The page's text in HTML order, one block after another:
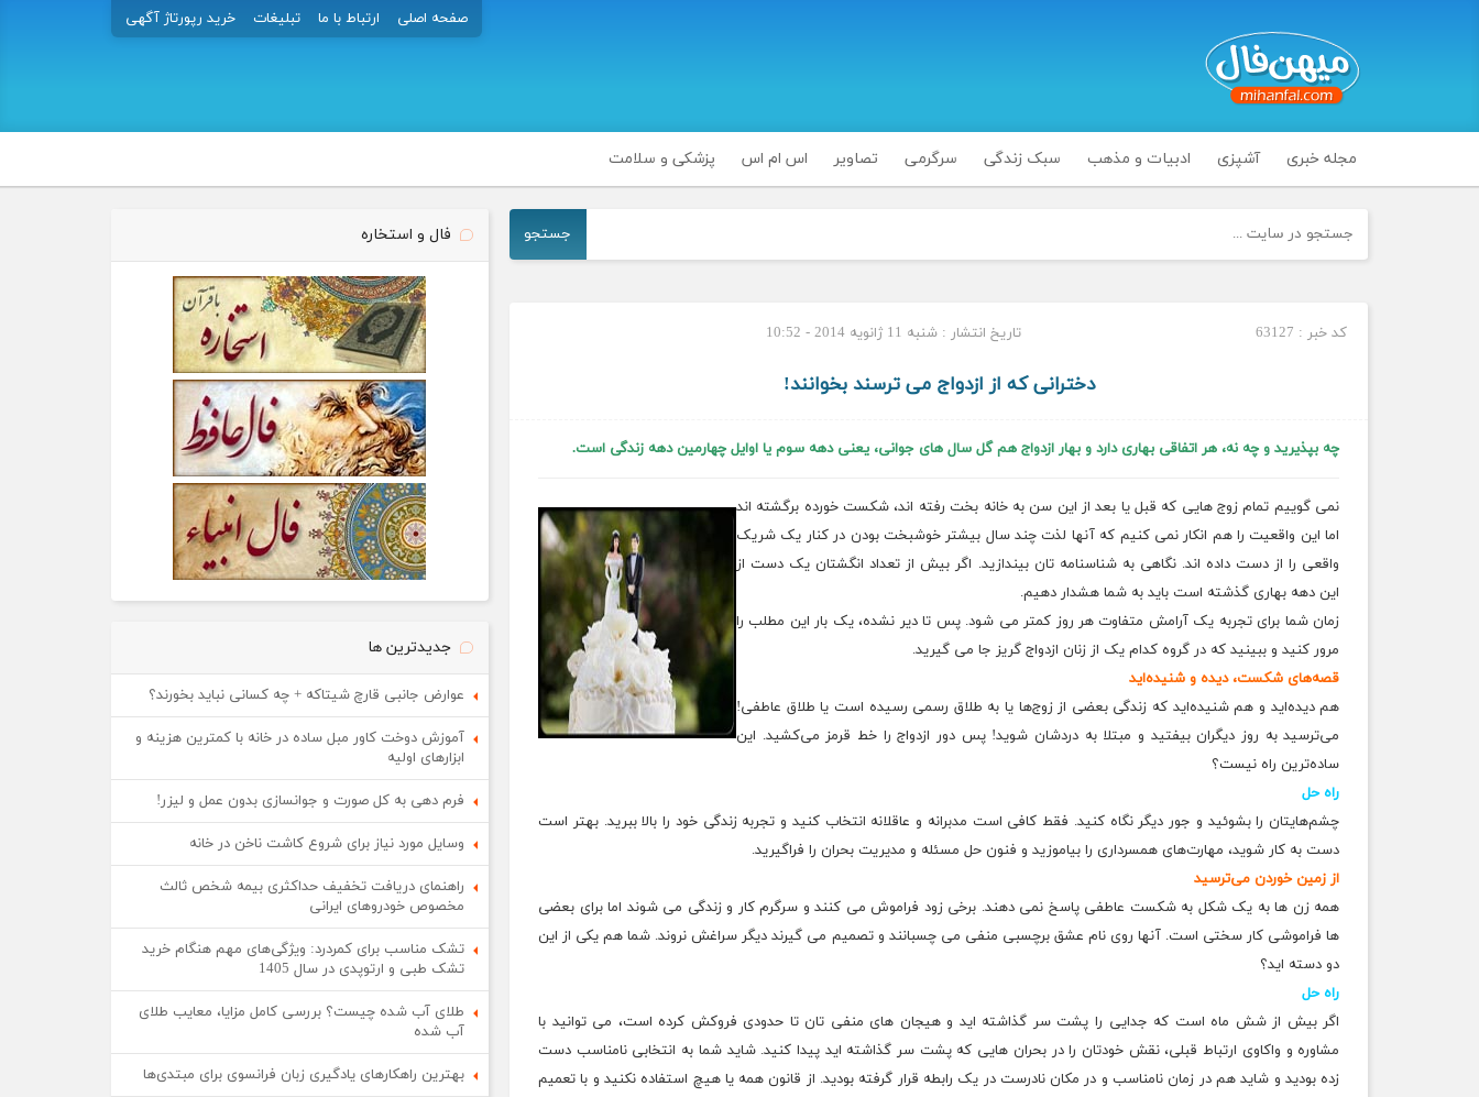
صفحه اصلی ارتباط با ما تبلیغات خرید رپورتاژ آگهی
مجله خبری آشپزی ادبیات و مذهب سبک زندگی سرگرمی تصاویر اس ام اس پزشکی و سلامت
جستجو
کد خبر : 63127 تاریخ انتشار : شنبه 11 ژانویه 2014 - 10:52
دخترانی که از ازدواج می‌ ترسند بخوانند!
چه بپذیرید و چه نه، هر اتفاقی بهاری دارد و بهار ازدواج هم گل سال های جوانی، یعنی دهه سوم یا اوایل چهارمین دهه زندگی است.
نمی گوییم تمام زوج هایی که قبل یا بعد از این سن به خانه بخت رفته اند، شکست خورده برگشته اند
اما این واقعیت را هم انکار نمی کنیم که آنها لذت چند سال بیشتر خوشبخت بودن در کنار یک شریک
واقعی را از دست داده اند. نگاهی به شناسنامه تان بیندازید. اگر بیش از تعداد انگشتان یک دست از
این دهه بهاری گذشته است باید به شما هشدار دهیم.
زمان شما برای تجربه یک آرامش متفاوت هر روز کمتر می شود. پس تا دیر نشده، یک بار این مطلب را
مرور کنید و ببینید که در گروه کدام یک از زنان ازدواج گریز جا می گیرید.
قصه‌های شکست، دیده و شنیده‌اید
هم دیده‌اید و هم شنیده‌اید که زندگی بعضی از زوج‌ها یا به طلاق رسمی رسیده است یا طلاق عاطفی!
می‌ترسید به روز دیگران بیفتید و مبتلا به دردشان شوید! پس دور ازدواج را خط قرمز می‌کشید. این
ساده‌ترین راه نیست؟
راه‌ حل
چشم‌هایتان را بشوئید و جور دیگر نگاه کنید. فقط کافی است مدبرانه و عاقلانه انتخاب کنید و تجربه زندگی خود را بالا ببرید. بهتر است
دست به کار شوید، مهارت‌های همسرداری را بیاموزید و فنون حل مسئله و مدیریت بحران را فرا‌گیرید.
از زمین خوردن می‌ترسید
همه زن ها به یک شکل به شکست عاطفی پاسخ نمی دهند. برخی زود فراموش می کنند و سرگرم کار و زندگی می شوند اما برای بعضی
ها فراموشی کار سختی است. آنها روی نام عشق برچسبی منفی می چسبانند و تصمیم می گیرند دیگر سراغش نروند. شما هم یکی از این
دو دسته اید؟
راه‌ حل
اگر بیش از شش ماه است که جدایی را پشت سر گذاشته اید و هیجان های منفی تان تا حدودی فروکش کرده است، می توانید با
مشاوره و واکاوی ارتباط قبلی، نقش خودتان را در بحران هایی که پشت سر گذاشته اید پیدا کنید. شاید شما به انتخابی نامناسب دست
زده بودید و شاید هم در زمان نامناسب و در مکان نادرست در یک رابطه قرار گرفته بودید. از قانون همه یا هیچ استفاده نکنید و با تعمیم
فال و استخاره
جدیدترین ها
عوارض جانبی قارچ شیتاکه + چه کسانی نباید بخورند؟
آموزش دوخت کاور مبل ساده در خانه با کمترین هزینه و
ابزارهای اولیه
فرم دهی به کل صورت و جوانسازی بدون عمل و لیزر!
وسایل مورد نیاز برای شروع کاشت ناخن در خانه
راهنمای دریافت تخفیف حداکثری بیمه شخص ثالث
مخصوص خودروهای ایرانی
تشک مناسب برای کمردرد: ویژگی‌های مهم هنگام خرید
تشک طبی و ارتوپدی در سال 1405
طلای آب شده چیست؟ بررسی کامل مزایا، معایب طلای
آب شده
بهترین راهکارهای یادگیری زبان فرانسوی برای مبتدی‌ها